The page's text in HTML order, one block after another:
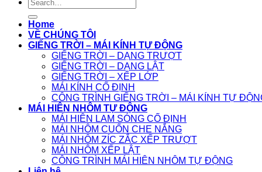
Home
VỀ CHÚNG TÔI
GIẾNG TRỜI – MÁI KÍNH TỰ ĐỘNG
GIẾNG TRỜI – DẠNG TRƯỢT
GIẾNG TRỜI – DẠNG LẬT
GIẾNG TRỜI – XẾP LỚP
MÁI KÍNH CỐ ĐỊNH
CÔNG TRÌNH GIẾNG TRỜI – MÁI KÍNH TỰ
MÁI HIÊN NHÔM TỰ ĐỘNG
MÁI HIÊN LAM SÓNG CỐ ĐỊNH
MÁI NHÔM CUỐN CHE NẮNG
MÁI NHÔM ZÍC ZẮC XẾP TRƯỢT
MÁI NHÔM XẾP LẬT
CÔNG TRÌNH MÁI HIÊN NHÔM TỰ ĐỘNG